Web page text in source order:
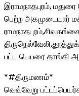
இராமநாதபுரம்,
பெற்ற அகமுடையார்
பட்ட பெயரை தாங்கி
*#திருமணம்*
வெவ்வேறு